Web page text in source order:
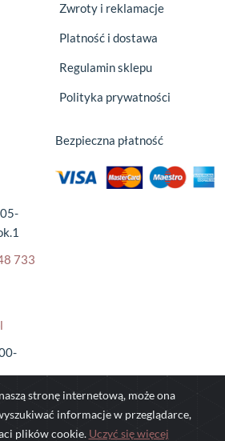
Zwroty i reklamacje
Platność i dostawa
Regulamin sklepu
Polityka prywatności
733
Bezpieczna płatność
stronę internetową, może ona
informacje w przeglądarce,
plików cookie. Uczyć się więcej